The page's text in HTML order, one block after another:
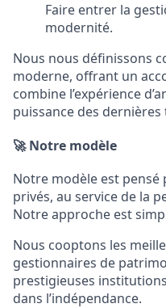
Faire entrer la
modernité.
Nous nous définissons
moderne, offrant un
combine l’expérience
puissance des
🚀Notre modèle
Notre modèle est pensé
privés, au service de la
Notre approche est
Nous cooptons les
gestionnaires de
prestigieuses
dans l’indépendance.